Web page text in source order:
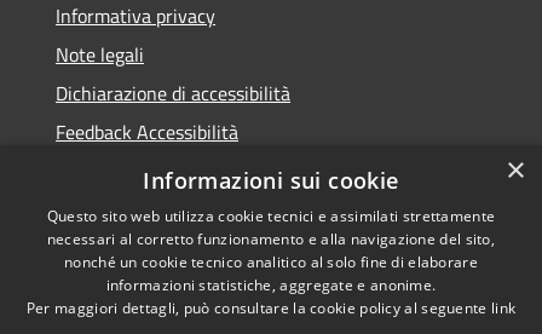
Informativa privacy
Note legali
Dichiarazione di accessibilità
Feedback Accessibilità
Fatturare al comune
Accessibilità
Le foto nelle pagine sono
concesse dagli autori
×
Informazioni sui cookie
Questo sito web utilizza cookie tecnici e assimilati strettamente
necessari al corretto funzionamento e alla navigazione del sito,
nonché un cookie tecnico analitico al solo fine di elaborare
informazioni statistiche, aggregate e anonime.
Per maggiori dettagli, può consultare la cookie policy al seguente link